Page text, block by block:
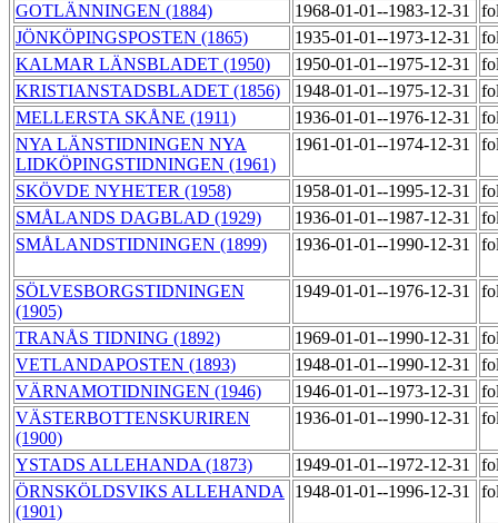
GOTLÄNNINGEN (1884)
1968-01-01--1983-12-31
JÖNKÖPINGSPOSTEN (1865)
1935-01-01--1973-12-31
KALMAR LÄNSBLADET (1950)
1950-01-01--1975-12-31
KRISTIANSTADSBLADET (1856)
1948-01-01--1975-12-31
MELLERSTA SKÅNE (1911)
1936-01-01--1976-12-31
NYA LÄNSTIDNINGEN NYA
LIDKÖPINGSTIDNINGEN (1961)
1961-01-01--1974-12-31
SKÖVDE NYHETER (1958) 1958-01-01--1995-12-31
SMÅLANDS DAGBLAD (1929)
1936-01-01--1987-12-31
SMÅLANDSTIDNINGEN (1899)
1936-01-01--1990-12-31
SÖLVESBORGSTIDNINGEN
(1905)
1949-01-01--1976-12-31
TRANÅS TIDNING (1892) 1969-01-01--1990-12-31
VETLANDAPOSTEN (1893)
1948-01-01--1990-12-31
VÄRNAMOTIDNINGEN (1946)
1946-01-01--1973-12-31
VÄSTERBOTTENSKURIREN
(1900)
1936-01-01--1990-12-31
YSTADS ALLEHANDA (1873) 1949-01-01--1972-12-31
ÖRNSKÖLDSVIKS ALLEHANDA
(1901)
1948-01-01--1996-12-31